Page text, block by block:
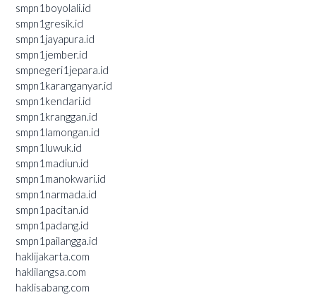
smpn1boyolali.id
smpn1gresik.id
smpn1jayapura.id
smpn1jember.id
smpnegeri1jepara.id
smpn1karanganyar.id
smpn1kendari.id
smpn1kranggan.id
smpn1lamongan.id
smpn1luwuk.id
smpn1madiun.id
smpn1manokwari.id
smpn1narmada.id
smpn1pacitan.id
smpn1padang.id
smpn1pailangga.id
haklijakarta.com
haklilangsa.com
haklisabang.com